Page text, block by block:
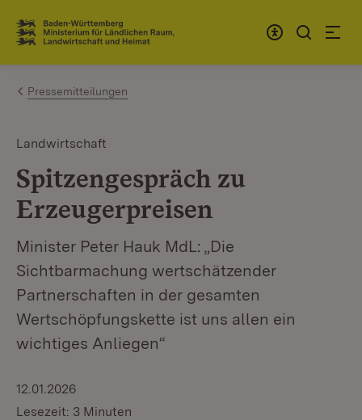
Zum Inhalt springen
Link zur Startseite
Pressemitteilungen
Landwirtschaft
Spitzengespräch zu
Erzeugerpreisen
Minister Peter Hauk MdL: „Die
Sichtbarmachung wertschätzender
Partnerschaften in der gesamten
Wertschöpfungskette ist uns allen ein
wichtiges Anliegen“
12.01.2026
Lesezeit: 3 Minuten